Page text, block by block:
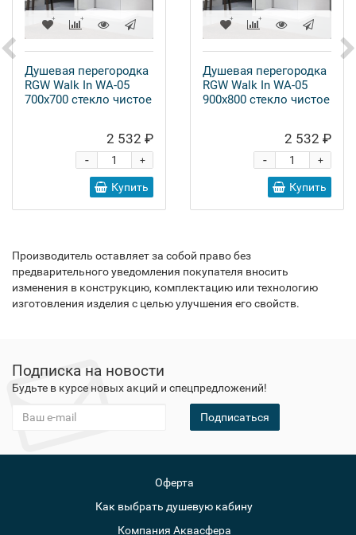
Душевая перегородка
RGW Walk In WA-05
700x700 стекло чистое
2 532 ₽
+
-
Купить
Душевая перегородка
RGW Walk In WA-05
900x800 стекло чистое
2 532 ₽
+
-
Купить
Производитель оставляет за собой право без
предварительного уведомления покупателя вносить
изменения в конструкцию, комплектацию или технологию
изготовления изделия с целью улучшения его свойств.
Подписка на новости
Будьте в курсе новых акций и спецпредложений!
Подписаться
Оферта
Как выбрать душевую кабину
Компания Аквасфера